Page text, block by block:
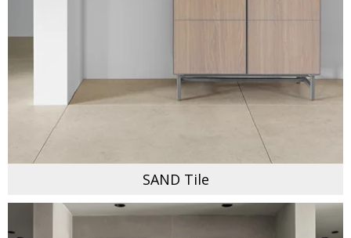
SAND Tile